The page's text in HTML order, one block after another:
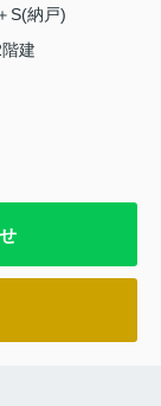
S(納戸)
建